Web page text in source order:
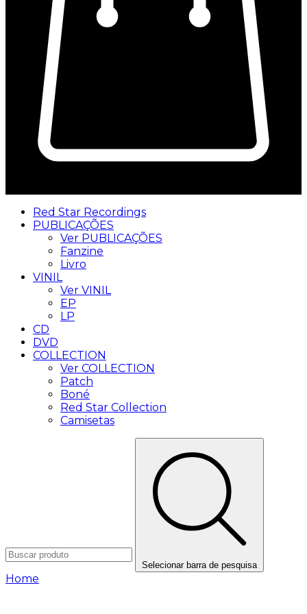
Red Star Recordings
PUBLICAÇÕES
Ver PUBLICAÇÕES
Fanzine
Livro
VINIL
Ver VINIL
EP
LP
CD
DVD
COLLECTION
Ver COLLECTION
Patch
Boné
Red Star Collection
Camisetas
Selecionar barra de pesquisa
Home